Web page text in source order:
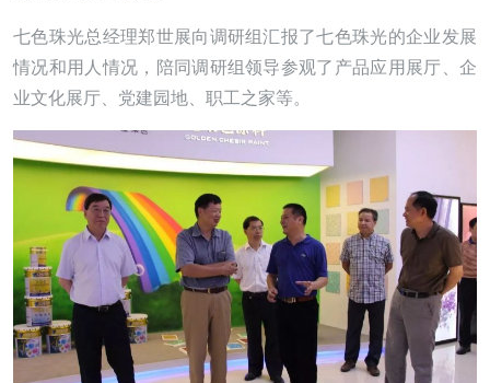
七色珠光总经理郑世展向调研组汇报了七色珠光的企业发展
情况和用人情况，陪同调研组领导参观了产品应用展厅、企
业文化展厅、党建园地、职工之家等。